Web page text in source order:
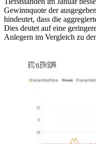
Gewinnquote der
hindeutet, dass die
Dies deutet auf eine
Anlegern im Vergleich zu